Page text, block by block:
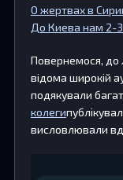
О жертвах в
До Киева нам 2-
Повернемося, до
відома широкій
подякували
колеги
висловлювали